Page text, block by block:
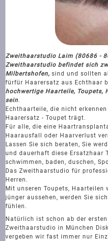
Zweithaarstudio Laim (80686 -
Zweithaarstudio befindet sich
Milbertshofen, sind und sollten
fürfür Haarersatz aus Echthaar
hochwertige Haarteile, Toupets,
sein.
Echthaarteile, die nicht
Haarersatz - Toupet trägt.
Für alle, die eine
Haarausfall oder Haarverlust
Lassen Sie sich beraten, Sie
und dauerhaft diese Ersatzhaar
schwimmen, baden, duschen,
Das Zweithaarstudio für
Herren.
Mit unseren Toupets, Haarteilen
jünger aussehen, werden Sie
fühlen.
Natürlich ist schon ab der
Zweithaarstudio in München
vergeben wir fast immer nur